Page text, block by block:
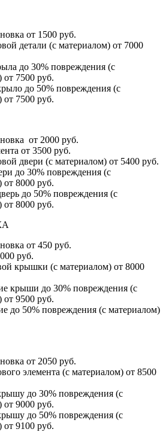
от 1500 руб.
детали (с материалом) от 7000
до 30% повреждения (с
от 7500 руб.
до 50% повреждения (с
от 7500 руб.
от 2000 руб.
от 3500 руб.
двери (с материалом) от 5400 руб.
до 30% повреждения (с
от 8000 руб.
до 50% повреждения (с
от 8000 руб.
от 450 руб.
руб.
крышки (с материалом) от 8000
крыши до 30% повреждения (с
от 9500 руб.
до 50% повреждения (с материалом)
от 2050 руб.
элемента (с материалом) от 8500
до 30% повреждения (с
от 9000 руб.
до 50% повреждения (с
от 9100 руб.